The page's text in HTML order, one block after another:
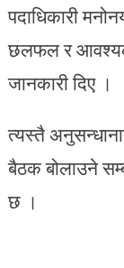
पदाधिकारी
छलफल र आवश्यक
जानकारी दिए ।
त्यस्तै
बैठक बोलाउने
छ ।